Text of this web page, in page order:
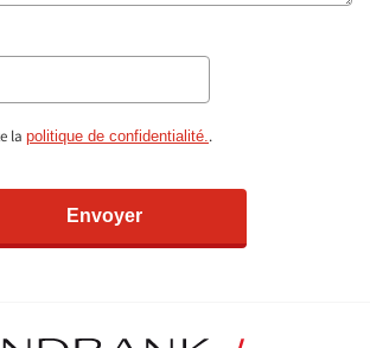
la politique de confidentialité..